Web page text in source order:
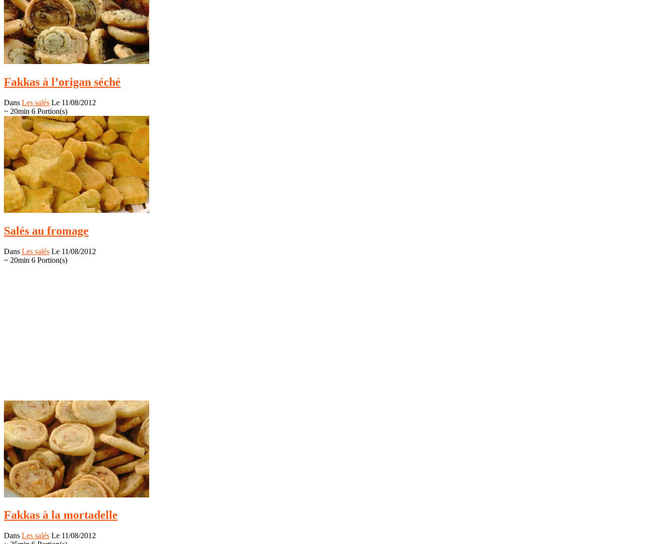
Fakkas à l’origan séché
Dans Les salés Le 11/08/2012
~ 20min 6 Portion(s)
Salés au fromage
Dans Les salés Le 11/08/2012
~ 20min 6 Portion(s)
Fakkas à la mortadelle
Dans Les salés Le 11/08/2012